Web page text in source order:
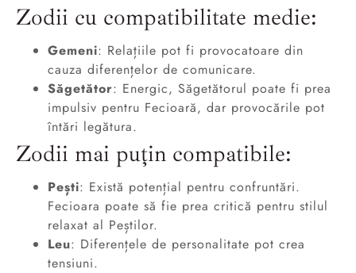
Zodii cu compatibilitate medie:
Gemeni: Relațiile pot fi provocatoare din
cauza diferențelor de comunicare.
Săgetător: Energic, Săgetătorul poate fi prea
impulsiv pentru Fecioară, dar provocările pot
întări legătura.
Zodii mai puțin compatibile:
Pești: Există potențial pentru confruntări.
Fecioara poate să fie prea critică pentru stilul
relaxat al Peștilor.
Leu: Diferențele de personalitate pot crea
tensiuni.